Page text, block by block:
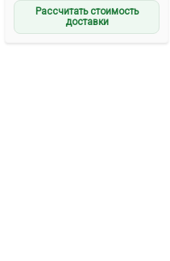
Рассчитать стоимость
доставки